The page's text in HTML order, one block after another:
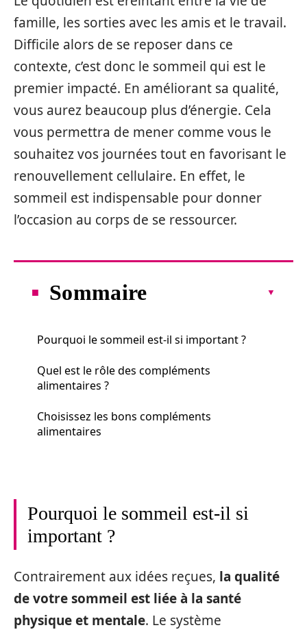
famille, les sorties avec les amis et le travail.
Difficile alors de se reposer dans ce
contexte, c’est donc le sommeil qui est le
premier impacté. En améliorant sa qualité,
vous aurez beaucoup plus d’énergie. Cela
vous permettra de mener comme vous le
souhaitez vos journées tout en favorisant le
renouvellement cellulaire. En effet, le
sommeil est indispensable pour donner
l’occasion au corps de se ressourcer.
Sommaire
Pourquoi le sommeil est-il si important ?
Quel est le rôle des compléments
alimentaires ?
Choisissez les bons compléments
alimentaires
Pourquoi le sommeil est-il si
important ?
Contrairement aux idées reçues, la qualité
de votre sommeil est liée à la santé
physique et mentale. Le système